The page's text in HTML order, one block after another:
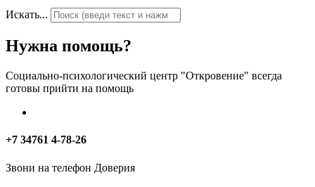
Искать...
Нужна помощь?
Социально-психологический центр "Откровение" всегда
готовы прийти на помощь
+7 34761 4-78-26
Звони на телефон Доверия